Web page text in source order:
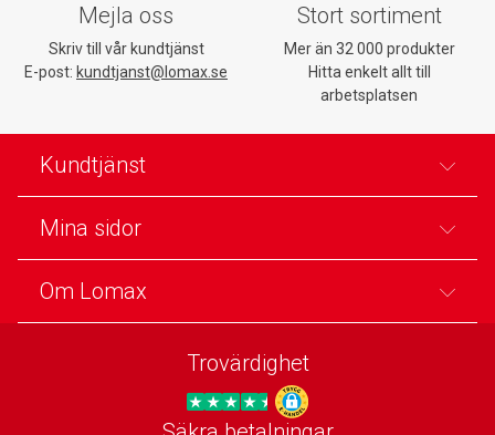
Mejla oss
Skriv till vår kundtjänst
E-post: kundtjanst@lomax.se
Stort sortiment
Mer än 32 000 produkter
Hitta enkelt allt till
arbetsplatsen
Kundtjänst
Mina sidor
Om Lomax
Trovärdighet
Trygg E-handel